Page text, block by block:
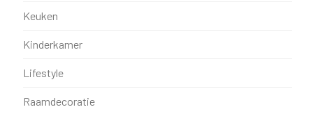
Keuken
Kinderkamer
Lifestyle
Raamdecoratie